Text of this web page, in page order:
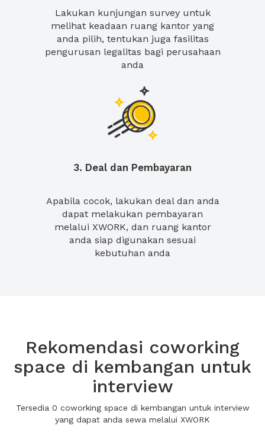
Lakukan kunjungan survey untuk
melihat keadaan ruang kantor yang
anda pilih, tentukan juga fasilitas
pengurusan legalitas bagi perusahaan
anda
3. Deal dan Pembayaran
Apabila cocok, lakukan deal dan anda
dapat melakukan pembayaran
melalui XWORK, dan ruang kantor
anda siap digunakan sesuai
kebutuhan anda
Rekomendasi coworking
space di kembangan untuk
interview
Tersedia 0 coworking space di kembangan untuk interview
yang dapat anda sewa melalui XWORK